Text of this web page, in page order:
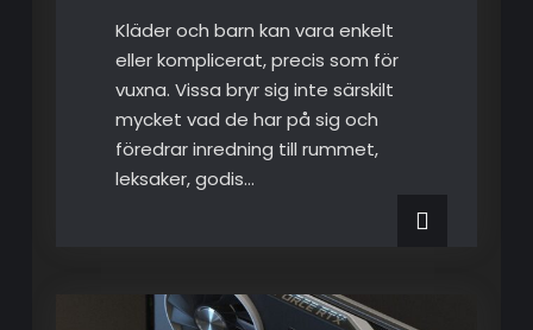
Kläder och barn kan vara enkelt
eller komplicerat, precis som för
vuxna. Vissa bryr sig inte särskilt
mycket vad de har på sig och
föredrar inredning till rummet,
leksaker, godis…